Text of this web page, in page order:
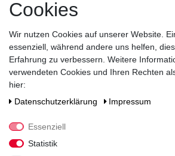
0,7L
*inkl. MwSt.
-27%
Cookies
Wir nutzen Cookies auf unserer Website.
essenziell, während andere uns helfen,
Erfahrung zu verbessern. Weitere
verwendeten Cookies und Ihren Rechten
hier:
Daten­schutz­erklärung
Impressum
Essenziell
Statistik